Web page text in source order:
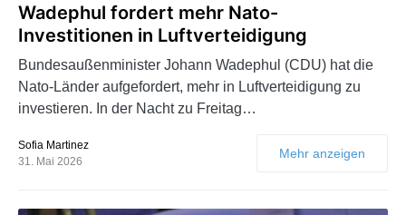
Wadephul fordert mehr Nato-
Investitionen in Luftverteidigung
Bundesaußenminister Johann Wadephul (CDU) hat die
Nato-Länder aufgefordert, mehr in Luftverteidigung zu
investieren. In der Nacht zu Freitag…
Sofia Martinez
31. Mai 2026
Mehr anzeigen